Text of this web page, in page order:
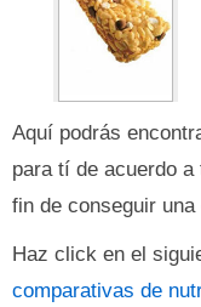
Aquí podrás
para tí de acuerdo
fin de conseguir
Haz click en el
comparativas de